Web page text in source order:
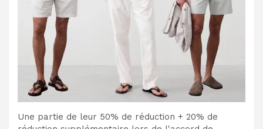
Une partie de leur 50% de réduction + 20% de